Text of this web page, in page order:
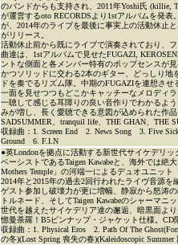
のバンドからも支持され、2011年Yoshi氏 (killie,
が運営するoto RECORDSより1stアルバムを発
が、2014年のライブを最後に事実上の活動休止
がリリース。
活動休止前から既にライブで演奏されており、
曲達は、1stアルバムで見せたFUGAZI,
ントな側面と各メンバー特有のポップセンスが
かつソリッドに交わる2本のギター、どっしり地
ドを奏でるリズム隊。中期のFUGAZIを連想さ
一面を見せつつもどこかキャッチーなメロディラ
一聴して感じる耳障りの良い音作りでわかるよ
みが増し、長く愛聴できる意図が込められた作
SADSUMMER、tranquil life、THE GHAN、THE
収録曲：1. Screen End 2. News Song 3. Five
Ground 6. F.I.N
●英Londonを拠点に活動する新世代サイケデリ
ベーシストであるTaigen Kawabeと、海外では絶
Mothers Temple」の河端一によるデュオユニット
2014年と2015年の過去2回行われたライヴ音源
ゲスト参加し破壊力が更に増幅、静寂から怒涛
トルネード、そしてTaigen Kawabeのシャーマニ
世代を越えたサイケデリア達の邂逅、暗黒面よ
惚曼荼羅！B5ピンナップ・ジャケット仕様。CD
収録曲：1. Physical Eros 2. Path Of The
の冬)(Lost Spring 喪失の春)(Kaleidoscopic Summer